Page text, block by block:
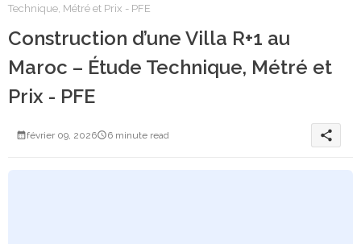
Technique, Métré et Prix - PFE
Construction d’une Villa R+1 au
Maroc – Étude Technique, Métré et
Prix - PFE
février 09, 2026 6 minute read share